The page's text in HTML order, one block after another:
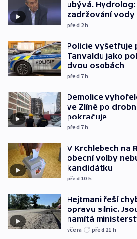
ubývá. Hydrolog:
zadržování vody
před 2h
Policie vyšetřuje
Tanvaldu jako
dvou osobách
před 7h
Demolice
ve Zlíně po
pokračuje
před 7h
V Krchlebech na
obecní volby
kandidátku
před 10 h
Hejtmani řeší
opravu silnic.
namítá
včera před 21 h